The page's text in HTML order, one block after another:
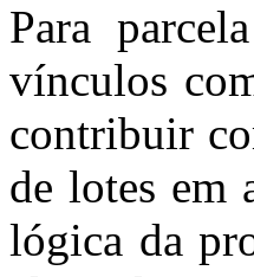
Para
vínculos
contribuir
de lotes em
lógica da